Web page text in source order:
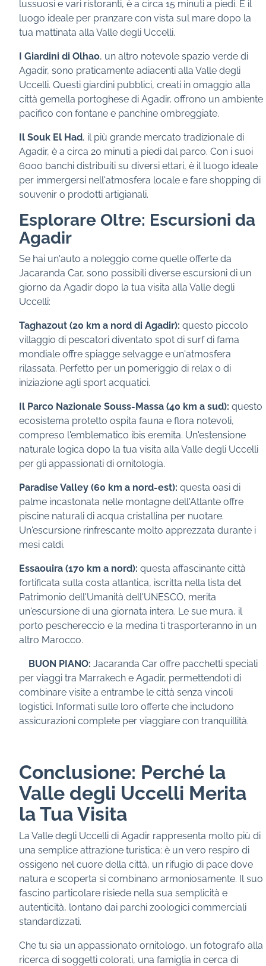
lussuosi e vari ristoranti, è a circa 15 minuti a piedi. È il
luogo ideale per pranzare con vista sul mare dopo la
tua mattinata alla Valle degli Uccelli.
I Giardini di Olhao, un altro notevole spazio verde di
Agadir, sono praticamente adiacenti alla Valle degli
Uccelli. Questi giardini pubblici, creati in omaggio alla
città gemella portoghese di Agadir, offrono un ambiente
pacifico con fontane e panchine ombreggiate.
Il Souk El Had, il più grande mercato tradizionale di
Agadir, è a circa 20 minuti a piedi dal parco. Con i suoi
6000 banchi distribuiti su diversi ettari, è il luogo ideale
per immergersi nell'atmosfera locale e fare shopping di
souvenir o prodotti artigianali.
Esplorare Oltre: Escursioni da
Agadir
Se hai un'auto a noleggio come quelle offerte da
Jacaranda Car, sono possibili diverse escursioni di un
giorno da Agadir dopo la tua visita alla Valle degli
Uccelli:
Taghazout (20 km a nord di Agadir): questo piccolo
villaggio di pescatori diventato spot di surf di fama
mondiale offre spiagge selvagge e un'atmosfera
rilassata. Perfetto per un pomeriggio di relax o di
iniziazione agli sport acquatici.
Il Parco Nazionale Souss-Massa (40 km a sud): questo
ecosistema protetto ospita fauna e flora notevoli,
compreso l'emblematico ibis eremita. Un'estensione
naturale logica dopo la tua visita alla Valle degli Uccelli
per gli appassionati di ornitologia.
Paradise Valley (60 km a nord-est): questa oasi di
palme incastonata nelle montagne dell'Atlante offre
piscine naturali di acqua cristallina per nuotare.
Un'escursione rinfrescante molto apprezzata durante i
mesi caldi.
Essaouira (170 km a nord): questa affascinante città
fortificata sulla costa atlantica, iscritta nella lista del
Patrimonio dell'Umanità dell'UNESCO, merita
un'escursione di una giornata intera. Le sue mura, il
porto peschereccio e la medina ti trasporteranno in un
altro Marocco.
BUON PIANO: Jacaranda Car offre pacchetti speciali
per viaggi tra Marrakech e Agadir, permettendoti di
combinare visite a entrambe le città senza vincoli
logistici. Informati sulle loro offerte che includono
assicurazioni complete per viaggiare con tranquillità.
Conclusione: Perché la
Valle degli Uccelli Merita
la Tua Visita
La Valle degli Uccelli di Agadir rappresenta molto più di
una semplice attrazione turistica: è un vero respiro di
ossigeno nel cuore della città, un rifugio di pace dove
natura e scoperta si combinano armoniosamente. Il suo
fascino particolare risiede nella sua semplicità e
autenticità, lontano dai parchi zoologici commerciali
standardizzati.
Che tu sia un appassionato ornitologo, un fotografo alla
ricerca di soggetti colorati, una famiglia in cerca di